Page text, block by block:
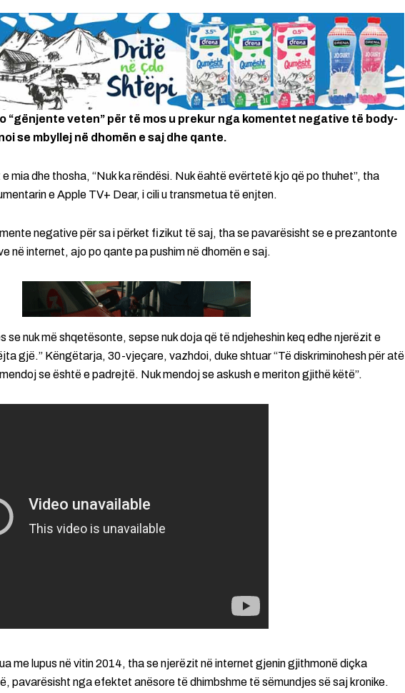
“gënjente veten” për të mos u prekur nga komentet negative të body-
se mbyllej në dhomën e saj dhe qante.
mia dhe thosha, “Nuk ka rëndësi. Nuk ëahtë evërtetë kjo që po thuhet”, tha
e Apple TV+ Dear, i cili u transmetua të enjten.
negative për sa i përket fizikut të saj, tha se pavarësisht se e prezantonte
në internet, ajo po qante pa pushim në dhomën e saj.
se nuk më shqetësonte, sepse nuk doja që të ndjeheshin keq edhe njerëzit e
gjë.” Këngëtarja, 30-vjeçare, vazhdoi, duke shtuar “Të diskriminohesh për atë
se është e padrejtë. Nuk mendoj se askush e meriton gjithë këtë”.
me lupus në vitin 2014, tha se njerëzit në internet gjenin gjithmonë diçka
pavarësisht nga efektet anësore të dhimbshme të sëmundjes së saj kronike.